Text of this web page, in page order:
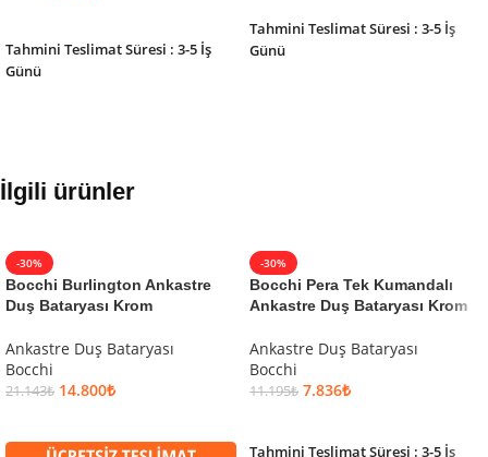
Tahmini Teslimat Süresi : 3-5 İş
Günü
Tahmini Teslimat Süresi : 3-5 İş
Günü
İlgili ürünler
-30%
Bocchi Burlington Ankastre
Duş Bataryası Krom
Ankastre Duş Bataryası
Bocchi
21.143₺ 14.800₺
-30%
Bocchi Pera Tek Kumandalı
Ankastre Duş Bataryası Krom
Ankastre Duş Bataryası
Bocchi
11.195₺ 7.836₺
Tahmini Teslimat Süresi : 3-5 İş